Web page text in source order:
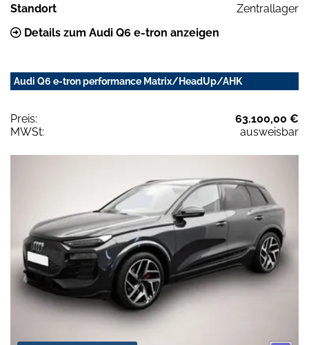
Standort
Zentrallager
Details zum Audi Q6 e-tron anzeigen
Audi Q6 e-tron performance Matrix/HeadUp/AHK
Preis:
63.100,00 €
MWSt:
ausweisbar